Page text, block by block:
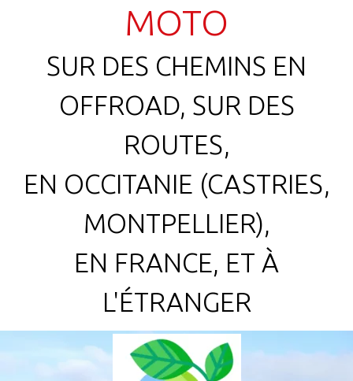
MOTO
SUR DES CHEMINS EN
OFFROAD, SUR DES
ROUTES,
EN OCCITANIE (CASTRIES,
MONTPELLIER),
EN FRANCE, ET À
L'ÉTRANGER